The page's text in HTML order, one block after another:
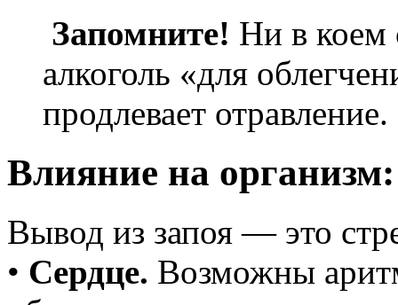
Запомните! Ни в коем
алкоголь «для
продлевает отравление.
Влияние на
Вывод из запоя — это
• Сердце. Возможны